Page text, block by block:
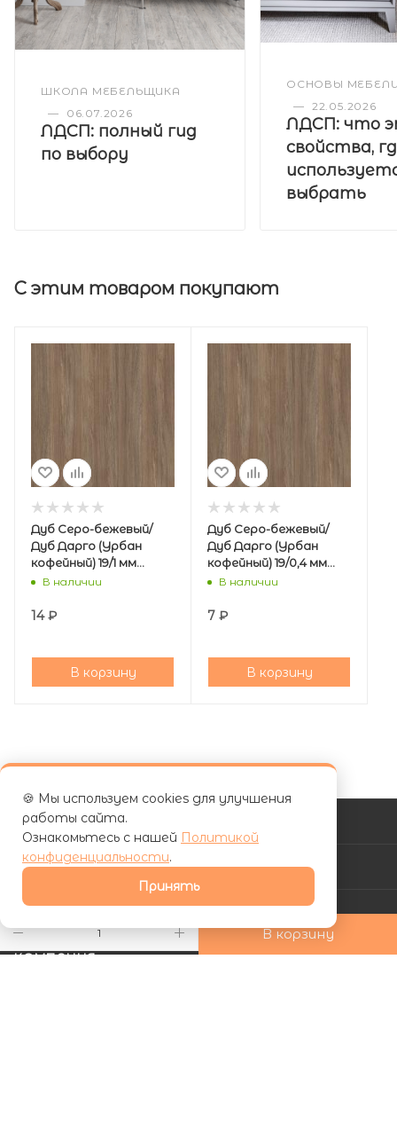
В корзину
ШКОЛА МЕБЕЛЬЩИКА
—
06.07.2026
ЛДСП: полный гид
по выбору
ОСНОВЫ
— 22.05.2026
ЛДСП: что
свойства,
выбрать
С этим товаром покупают
Дуб Серо-бежевый/
Дуб Дарго (Урбан
кофейный) 19/1 мм
кромка PVC
В наличии
14₽
В корзину
Дуб Серо-бежевый/
Дуб Дарго (Урбан
кофейный) 19/0,4 мм
кромка PVC
В наличии
7 ₽
В корзину
КАТАЛОГ
АКЦИИ
КОМПАНИЯ
🍪 Мы используем cookies для улучшения
работы сайта.
Ознакомьтесь с нашей Политикой
конфиденциальности.
Принять